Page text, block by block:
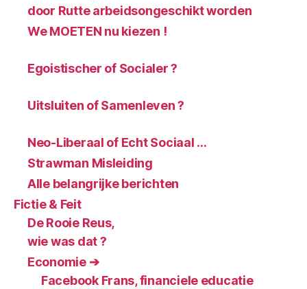
door Rutte arbeidsongeschikt worden
We MOETEN nu kiezen !
Egoistischer of Socialer ?
Uitsluiten of Samenleven ?
Neo-Liberaal of Echt Sociaal …
Strawman Misleiding
Alle belangrijke berichten
Fictie & Feit
De Rooie Reus,
wie was dat ?
Economie ➔
Facebook Frans, financiele educatie